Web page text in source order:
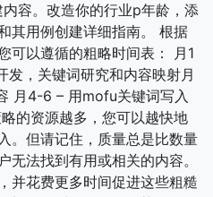
容。改造你的行业p年龄，添
其用例创建详细指南。 根据
可以遵循的粗略时间表： 月1
发，关键词研究和内容映射月
月4-6 – 用mofu关键词写入
的资源越多，您可以越快地
。但请记住，质量总是比数量
法找到有用或相关的内容。
并花费更多时间促进这些粗糙